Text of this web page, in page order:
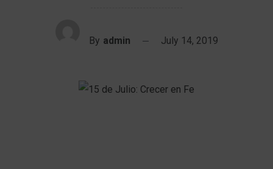
By admin July 14, 2019